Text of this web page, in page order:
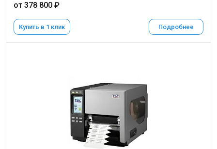
от 378 800 ₽
Купить в 1 клик Подробнее